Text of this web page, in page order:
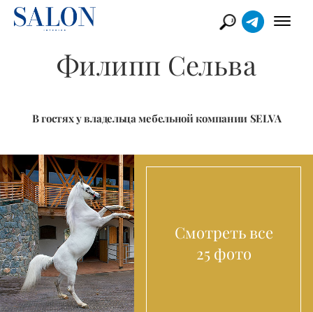
Филипп Сельва
В гостях у владельца мебельной компании SELVA
Смотреть все
25 фото